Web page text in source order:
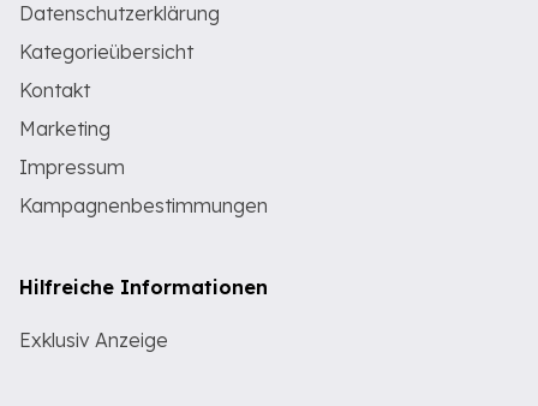
Datenschutzerklärung
Kategorieübersicht
Kontakt
Marketing
Impressum
Kampagnenbestimmungen
Hilfreiche Informationen
Exklusiv Anzeige